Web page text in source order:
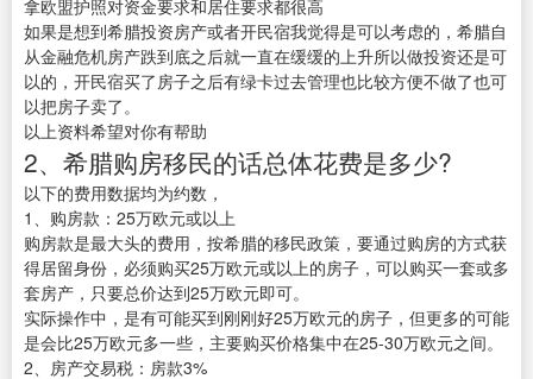
拿欧盟护照对资金要求和居住要求都很高
如果是想到希腊投资房产或者开民宿我觉得是可以考虑的，希腊自
从金融危机房产跌到底之后就一直在缓缓的上升所以做投资还是可
以的，开民宿买了房子之后有绿卡过去管理也比较方便不做了也可
以把房子卖了。
以上资料希望对你有帮助
2、希腊购房移民的话总体花费是多少?
以下的费用数据均为约数，
1、购房款：25万欧元或以上
购房款是最大头的费用，按希腊的移民政策，要通过购房的方式获
得居留身份，必须购买25万欧元或以上的房子，可以购买一套或多
套房产，只要总价达到25万欧元即可。
实际操作中，是有可能买到刚刚好25万欧元的房子，但更多的可能
是会比25万欧元多一些，主要购买价格集中在25-30万欧元之间。
2、房产交易税：房款3%